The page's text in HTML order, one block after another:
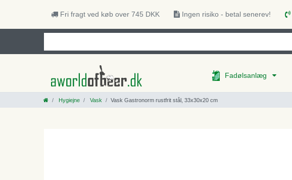
Fri fragt ved køb over 745 DKK Ingen risiko - betal senerev!
Fadølsanlæg
Hygiejne Vask Vask Gastronorm rustfrit stål, 33x30x20 cm